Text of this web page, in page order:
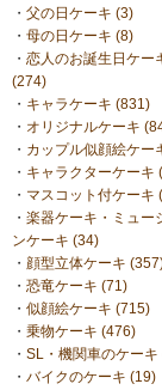
・ 父の日ケーキ (3)
・ 母の日ケーキ (8)
・ 恋人のお誕生日ケー
(274)
・ キャラケーキ (831)
・ オリジナルケーキ
・ カップル似顔絵ケー
・ キャラクターケーキ
・ マスコット付ケーキ
・ 楽器ケーキ・ミュー
ンケーキ (34)
・ 顔型立体ケーキ
・ 恐竜ケーキ (71)
・ 似顔絵ケーキ (715)
・ 乗物ケーキ (476)
・ SL・機関車のケーキ
・ バイクのケーキ (19)